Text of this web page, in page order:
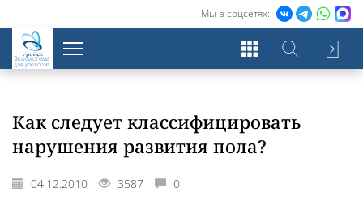
Мы в соцсетях:
Экосистема
для урологов
Как следует классифицировать
нарушения развития пола?
04.12.2010 3587 0